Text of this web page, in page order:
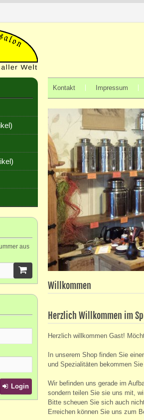
aus
Login
Kontakt Impressum
Willkommen
Herzlich Willkommen im
Herzlich willkommen Gast!
In unserem Shop finden Sie
und Spezialitäten bekommen
Wir befinden uns gerade im
sondern teilen Sie sie uns mit,
Bitte scheuen Sie sich auch
Erreichen können Sie uns zum